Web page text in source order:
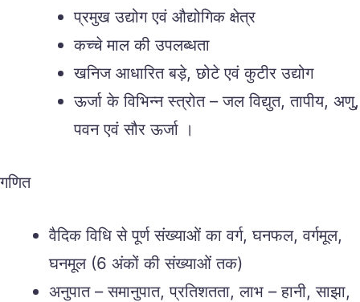
प्रमुख उद्योग एवं औद्योगिक क्षेत्र
कच्चे माल की उपलब्धता
खनिज आधारित बड़े, छोटे एवं कुटीर उद्योग
ऊर्जा के विभिन्न स्त्रोत – जल विद्युत, तापीय, अणु,
पवन एवं सौर ऊर्जा ।
गणित
वैदिक विधि से पूर्ण संख्याओं का वर्ग, घनफल, वर्गमूल,
घनमूल (6 अंकों की संख्याओं तक)
अनुपात – समानुपात, प्रतिशतता, लाभ – हानी, साझा,